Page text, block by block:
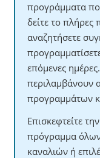
προγράμματα
δείτε το
αναζητήσετε
επόμενες
περιλαμβάνουν
προγραμμάτων
Επισκεφτείτε την
πρόγραμμα
καναλιών ή